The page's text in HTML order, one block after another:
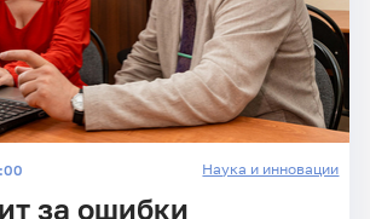
Наука и инновации
за ошибки